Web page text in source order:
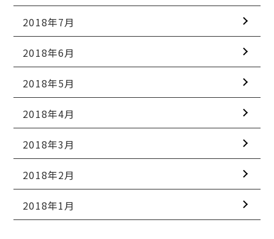
2018年7月
2018年6月
2018年5月
2018年4月
2018年3月
2018年2月
2018年1月